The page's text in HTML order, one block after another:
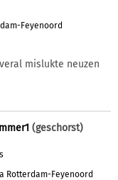
Feyenoord
mislukte neuzen
(geschorst)
Rotterdam-Feyenoord